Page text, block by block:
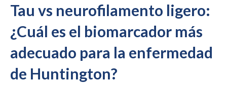
Tau vs neurofilamento ligero:
¿Cuál es el biomarcador más
adecuado para la enfermedad
de Huntington?